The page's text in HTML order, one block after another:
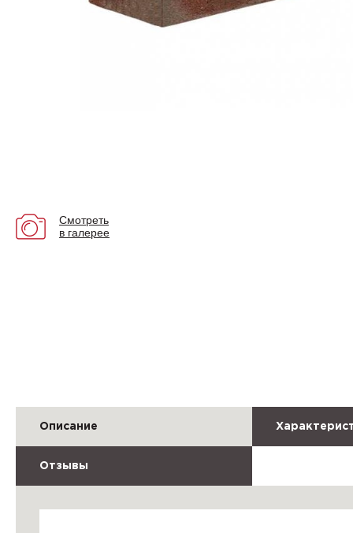
Смотреть
в галерее
Описание
Отзывы